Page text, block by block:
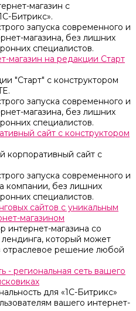
магазин с
Битрикс».
запуска современного и
магазина, без лишних
специалистов.
магазин на редакции Старт
"Старт" с конструктором
запуска современного и
магазина, без лишних
специалистов.
сайт с конструктором
корпоративный сайт с
запуска современного и
компании, без лишних
специалистов.
сайтов с уникальным
магазином
интернет-магазина со
который может
отраслевое решение любой
- региональная сеть вашего
для «1С-Битрикс»
вашего интернет-